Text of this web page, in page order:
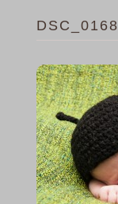
DSC_0168